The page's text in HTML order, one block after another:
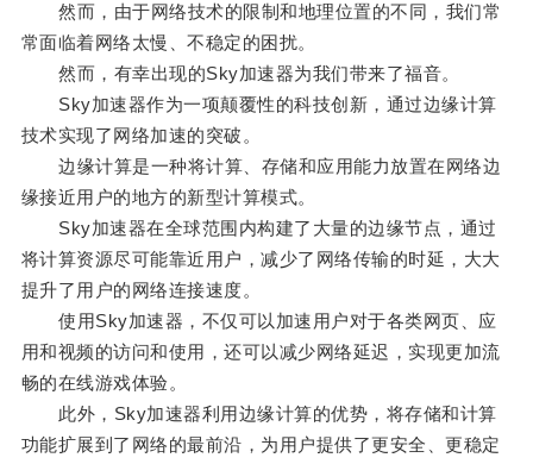
然而，由于网络技术的限制和地理位置的不同，我们常
常面临着网络太慢、不稳定的困扰。
然而，有幸出现的Sky加速器为我们带来了福音。
Sky加速器作为一项颠覆性的科技创新，通过边缘计算
技术实现了网络加速的突破。
边缘计算是一种将计算、存储和应用能力放置在网络边
缘接近用户的地方的新型计算模式。
Sky加速器在全球范围内构建了大量的边缘节点，通过
将计算资源尽可能靠近用户，减少了网络传输的时延，大大
提升了用户的网络连接速度。
使用Sky加速器，不仅可以加速用户对于各类网页、应
用和视频的访问和使用，还可以减少网络延迟，实现更加流
畅的在线游戏体验。
此外，Sky加速器利用边缘计算的优势，将存储和计算
功能扩展到了网络的最前沿，为用户提供了更安全、更稳定